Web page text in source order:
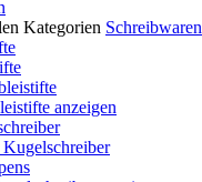
Kategorien Schreibwaren
anzeigen
Kugelschreiber